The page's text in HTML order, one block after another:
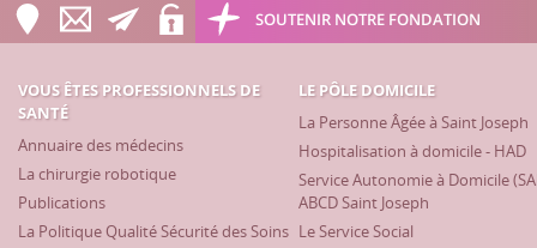
SOUTENIR NOTRE FONDATION
VOUS ÊTES PROFESSIONNELS DE
SANTÉ
Annuaire des médecins
La chirurgie robotique
Publications
La Politique Qualité Sécurité des Soins
LE PÔLE DOMICILE
La Personne Âgée à Saint Joseph
Hospitalisation à domicile - HAD
Service Autonomie à Domicile
ABCD Saint Joseph
Le Service Social